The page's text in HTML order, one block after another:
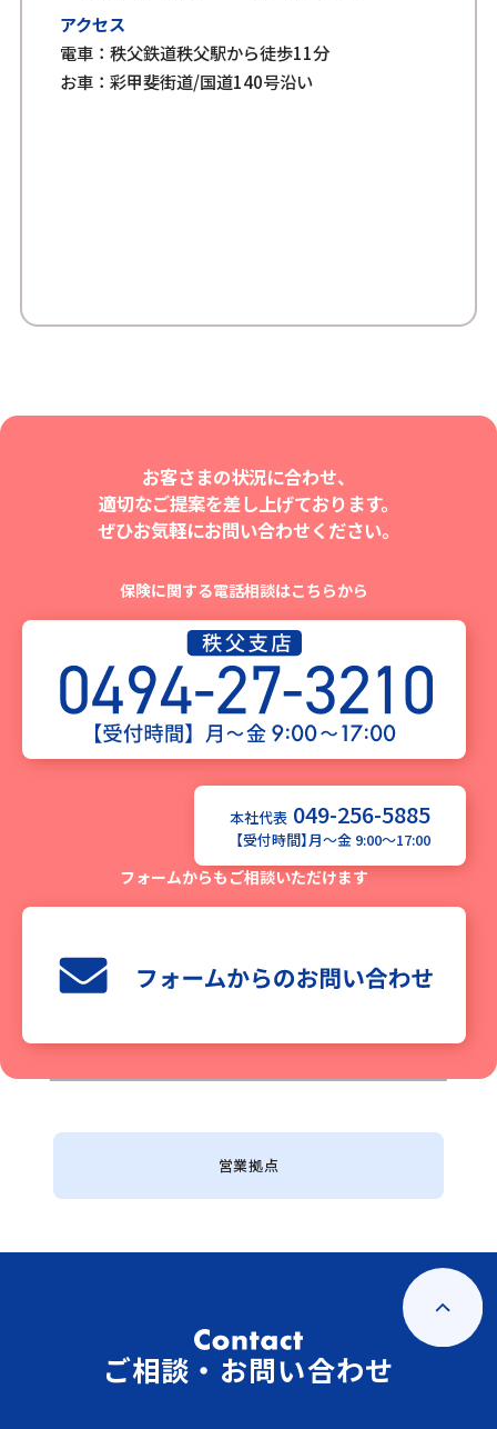
アクセス
電車：秩父鉄道秩父駅から徒歩11分
お車：彩甲斐街道/国道140号沿い
お客さまの状況に合わせ、
適切なご提案を差し上げております。
ぜひお気軽にお問い合わせください。
保険に関する電話相談はこちらから
本社代表049-256-5885
【受付時間】月〜金 9:00〜17:00
フォームからもご相談いただけます
営業拠点
ご相談・お問い合わせ